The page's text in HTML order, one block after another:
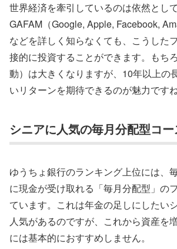
世界経済を牽引しているのは依然とし
GAFAM（Google, Apple, Facebook,
などを詳しく知らなくても、こうした
接的に投資することができます。もち
動）は大きくなりますが、10年以上の
いリターンを期待できるのが魅力ですね
シニアに人気の毎月分配型コ
ゆうちょ銀行のランキング上位には、
に現金が受け取れる「毎月分配型」の
ています。これは年金の足しにしたい
人気があるのですが、これから資産を
には基本的におすすめしません。